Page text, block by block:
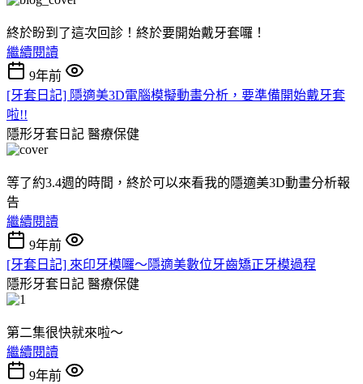
終於盼到了這次回診！終於要開始戴牙套囉！
繼續閱讀
9年前
[牙套日記] 隱適美3D電腦模擬動畫分析，要準備開始戴牙套
啦!!
隱形牙套日記 醫療保健
等了約3.4週的時間，終於可以來看我的隱適美3D動畫分析報
告
繼續閱讀
9年前
[牙套日記] 來印牙模囉～隱適美數位牙齒矯正牙模過程
隱形牙套日記 醫療保健
第二集很快就來啦～
繼續閱讀
9年前